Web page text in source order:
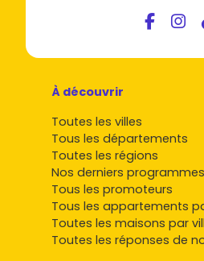
À découvrir
Toutes les villes
Tous les départements
Toutes les régions
Nos derniers
Tous les promoteurs
Tous les appartements
Toutes les maisons par
Toutes les réponses de